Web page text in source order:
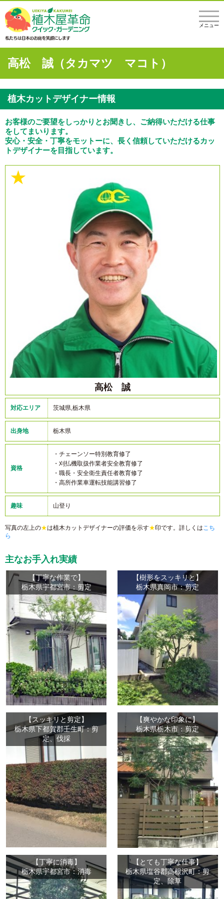
メニュー
高松 誠（タカマツ マコト）
植木カットデザイナー情報
お客様のご要望をしっかりとお聞きし、ご納得いただける仕事
をしてまいります。
安心・安全・丁寧をモットーに、長く信頼していただけるカッ
トデザイナーを目指しています。
★
高松 誠
対応エリア 茨城県,栃木県
出身地 栃木県
資格
・チェーンソー特別教育修了
・刈払機取扱作業者安全教育修了
・職長・安全衛生責任者教育修了
・高所作業車運転技能講習修了
趣味 山登り
写真の左上の★は植木カットデザイナーの評価を示す★印です。詳しくはこち
ら
主なお手入れ実績
【丁寧な作業で】
栃木県宇都宮市：剪定
【樹形をスッキリと】
栃木県真岡市：剪定
【スッキリと剪定】
栃木県下都賀郡壬生町：剪
定、伐採
【爽やかな印象に】
栃木県栃木市：剪定
【丁寧に消毒】
栃木県宇都宮市：消毒
【とても丁寧な仕事】
栃木県塩谷郡高根沢町：剪
定、除草